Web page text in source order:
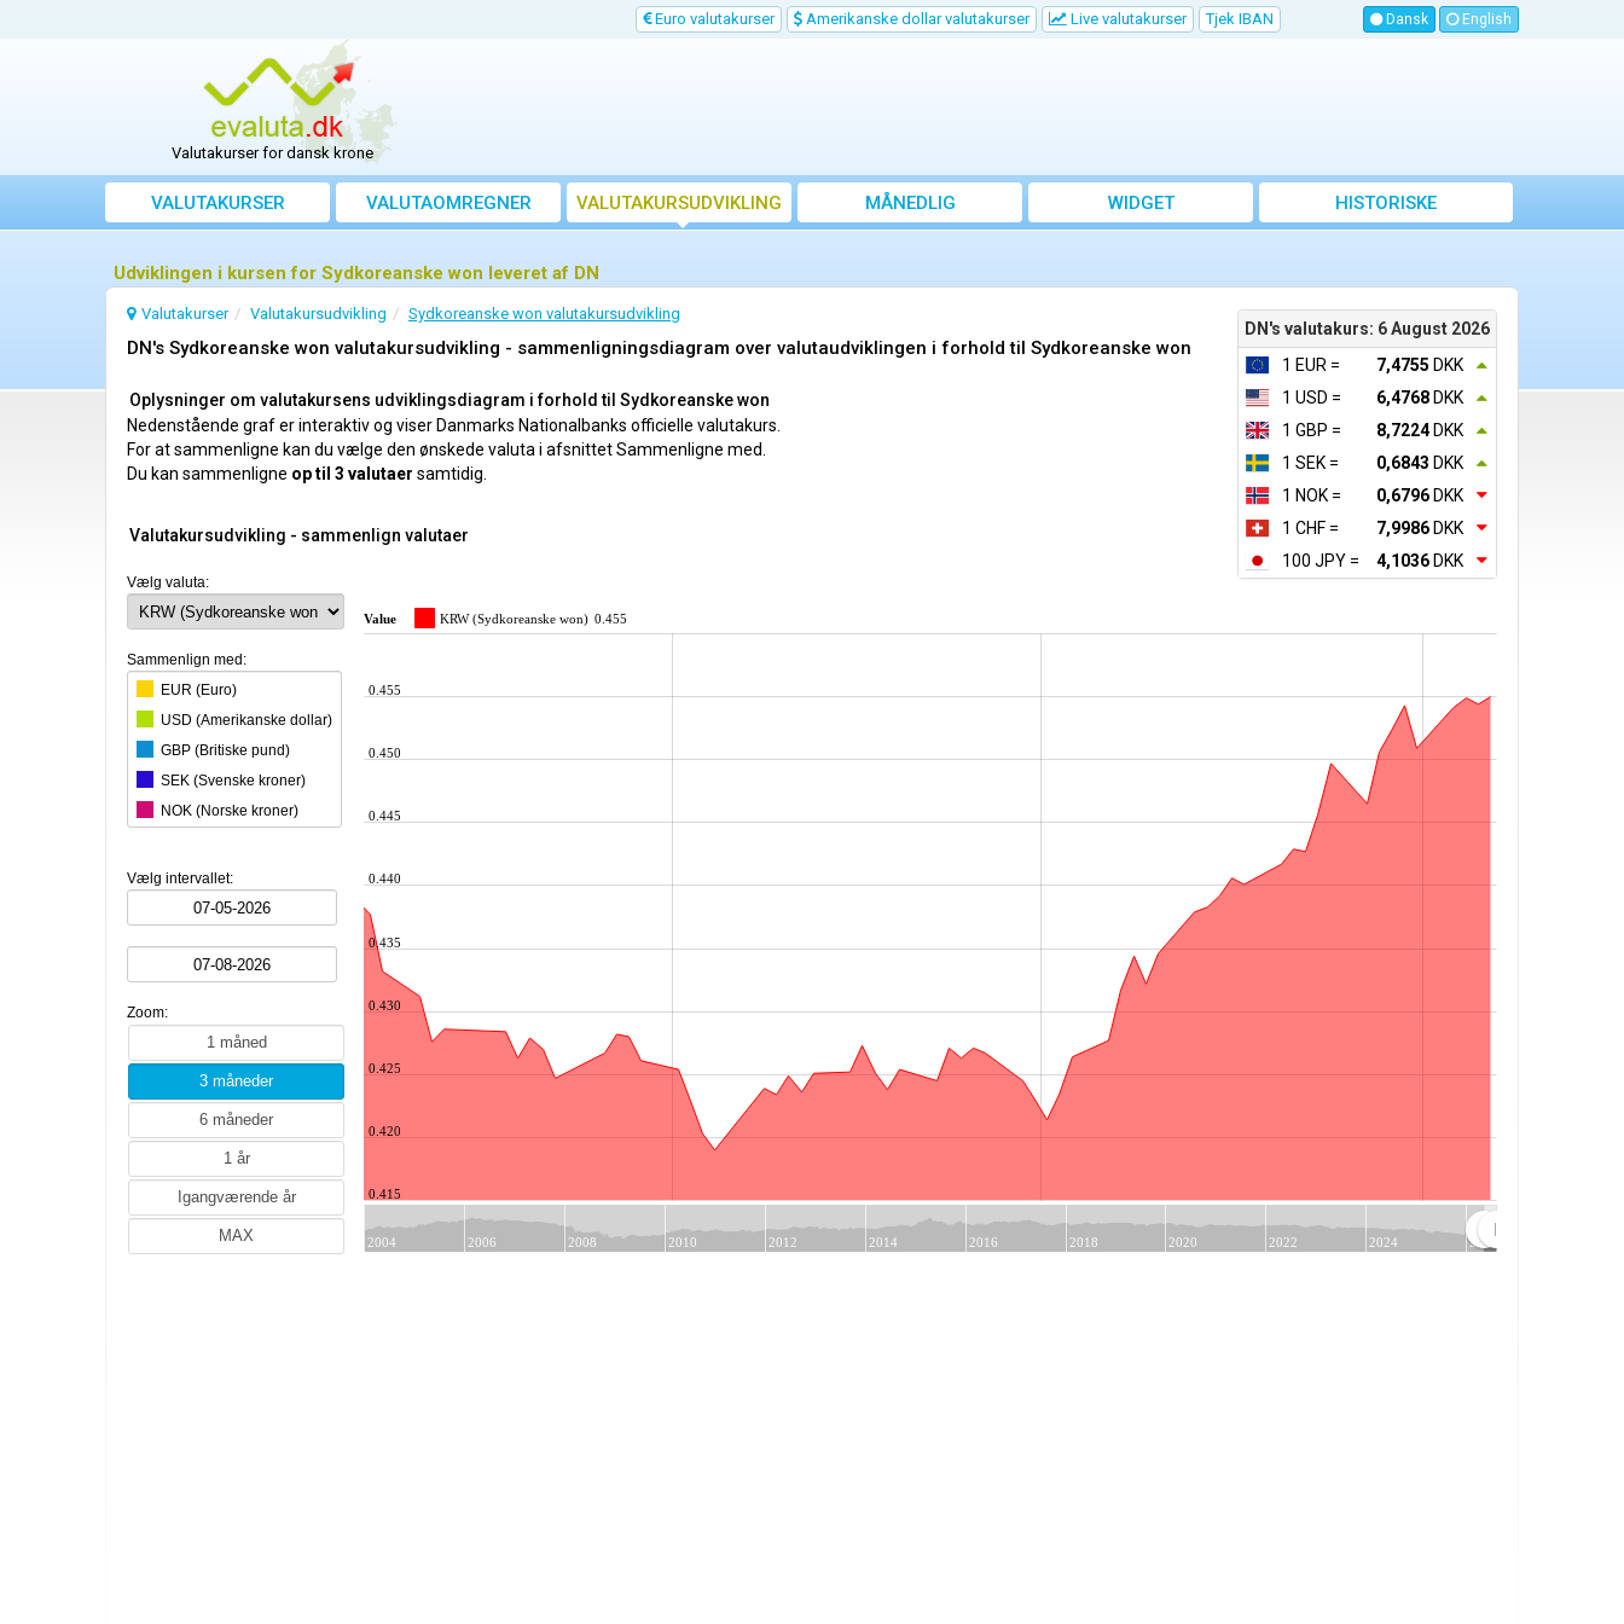
Euro valutakurser Amerikanske dollar valutakurser Live valutakurser Tjek IBAN Dansk English
Valutakurser for dansk krone
VALUTAKURSER VALUTAOMREGNER VALUTAKURSUDVIKLING
MÅNEDLIG
GENNEMSNITSKURS
WIDGET
HISTORISKE
VALUTAKURSER
Udviklingen i kursen for Sydkoreanske won leveret af DN
DN's valutakurs: 6 August 2026
1 EUR =
7,4755 DKK
1 USD =
6,4768 DKK
1 GBP =
8,7224DKK
1 SEK =
0,6843 DKK
1 NOK =
0,6796 DKK
1 CHF =
7,9986 DKK
100 JPY =
4,1036 DKK
Valutakurser Valutakursudvikling Sydkoreanske won valutakursudvikling
DN's Sydkoreanske won valutakursudvikling - sammenligningsdiagram over valutaudviklingen i forhold til Sydkoreanske won
Oplysninger om valutakursens udviklingsdiagram i forhold til Sydkoreanske won
Nedenstående graf er interaktiv og viser Danmarks Nationalbanks officielle valutakurs.
For at sammenligne kan du vælge den ønskede valuta i afsnittet Sammenligne med.
Du kan sammenligne op til 3 valutaer samtidig.
Valutakursudvikling - sammenlign valutaer
Vælg valuta:
Sammenlign med:
EUR (Euro)
USD (Amerikanske dollar)
GBP (Britiske pund)
SEK (Svenske kroner)
NOK (Norske kroner)
JPY (Japanske yen)
AUD (Australske dollar)
BGN (Bulgarske lev)
PHP (Filippinske peso)
HKD (Hongkong dollar)
INR (Indiske rupee)
IDR (Indonesiske rupiah)
ISK (Islandske kroner)
ILS (Israelske shekel)
CNY (Kinesiske Yuan renminbi)
HRK (kroatiske-kuna)
Vælg intervallet:
Zoom:
Value KRW (Sydkoreanske won) 0.455
May
0.415
0.420
0.425
0.430
0.435
0.440
0.445
0.450
0.455
2004 2006 2008 2010 2012 2014 2016 2018 2020 2022 2024 2026